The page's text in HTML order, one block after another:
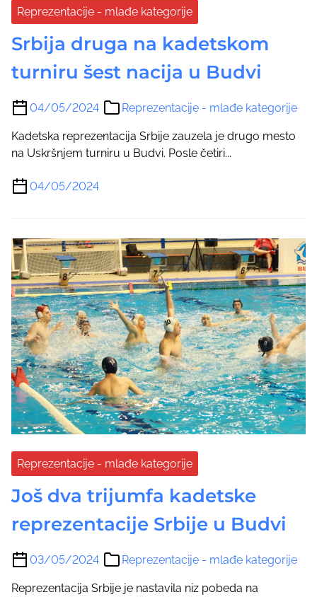
Reprezentacije - mlađe kategorije
Srbija druga na kadetskom
turniru šest nacija u Budvi
04/05/2024 Reprezentacije - mlađe kategorije
Kadetska reprezentacija Srbije zauzela je drugo mesto
na Uskršnjem turniru u Budvi. Posle četiri...
04/05/2024
Reprezentacije - mlađe kategorije
Još dva trijumfa kadetske
reprezentacije Srbije u Budvi
03/05/2024 Reprezentacije - mlađe kategorije
Reprezentacija Srbije je nastavila niz pobeda na